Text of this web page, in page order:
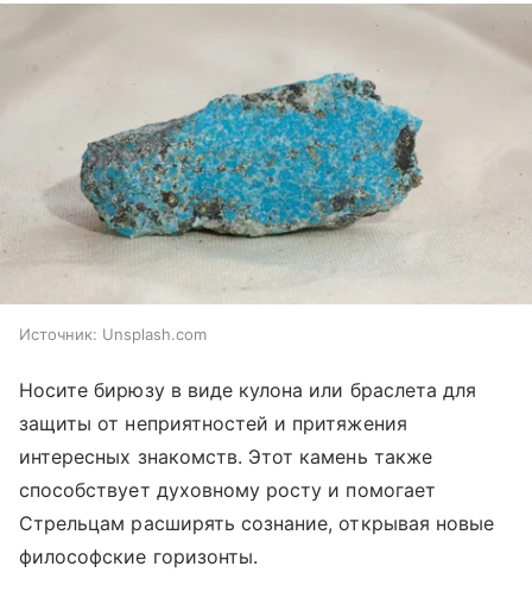
Источник: Unsplash.com
Носите бирюзу в виде кулона или браслета для
защиты от неприятностей и притяжения
интересных знакомств. Этот камень также
способствует духовному росту и помогает
Стрельцам расширять сознание, открывая новые
философские горизонты.